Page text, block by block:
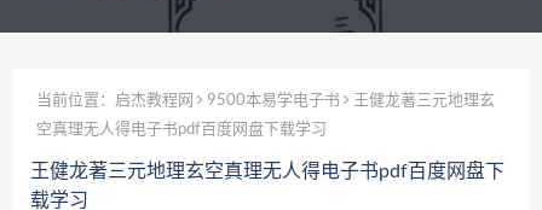
当前位置： 启杰教程网 9500本易学电子书
王健龙著三元地理玄
空真理无人得电子书pdf百度网盘下载学习
王健龙著三元地理玄空真理无人得电子书pdf百度网盘下
载学习